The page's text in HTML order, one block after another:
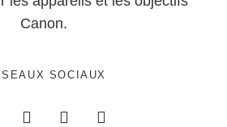
Canon.
SOCIAUX